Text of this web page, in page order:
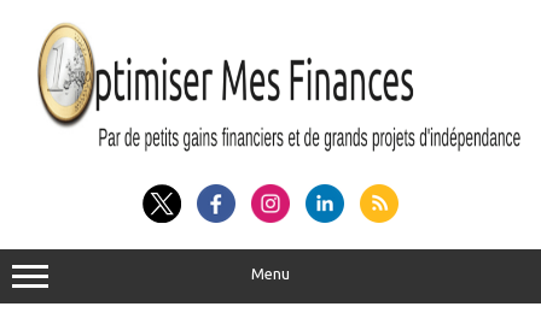
contenu
Menu